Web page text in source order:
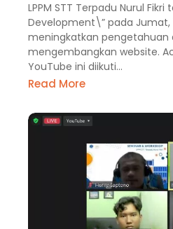
LPPM STT Terpadu Nurul
Development\” pada Jumat,
meningkatkan
mengembangkan website.
YouTube ini diikuti...
Read More